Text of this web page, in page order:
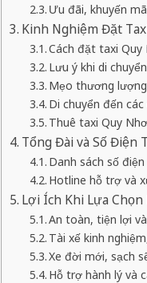
Ưu đãi, khuyến
Kinh Nghiệm Đặt
Cách đặt taxi Quy
Lưu ý khi di
Mẹo thương
Di chuyển đến
Thuê taxi Quy
Tổng Đài và Số Điện
Danh sách số
Hotline hỗ trợ và
Lợi Ích Khi Lựa
An toàn, tiện lợi
Tài xế kinh
Xe đời mới, sạch
Hỗ trợ hành lý và